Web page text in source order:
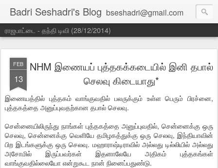
Badri Seshadri's Blog bseshadri@gmail.com
ராஜபாட்டை - தந்தி டிவி (28/12/2014)
FEB
13
NHM இணையப் புத்தகக்கடையில் இனி தபால்
செலவு கிடையாது*
இணையத்தில் புத்தகம் வாங்குவதில் பலருக்கும் உள்ள பெரும் பிரச்னை,
புத்தகத்தை அனுப்புவதற்கான தபால் செலவு.
சென்னையிலிருந்து நாங்கள் புத்தகத்தை அனுப்புவதில், சென்னைக்கு ஒரு
செலவு, சென்னைக்கு வெளியே தமிழகத்துக்கு ஒரு செலவு, இந்தியாவின்
பிற இடங்களுக்கு ஒரு செலவு. மஹாராஷ்டிராவில் அல்லது டில்லியில் அல்லது
அசோமில் இருப்பவர்கள் இதனாலேயே அதிகம் புத்தகங்கள்
வாங்குவதில்லையோ என்றுகூட நான் நினைப்பதுண்டு.